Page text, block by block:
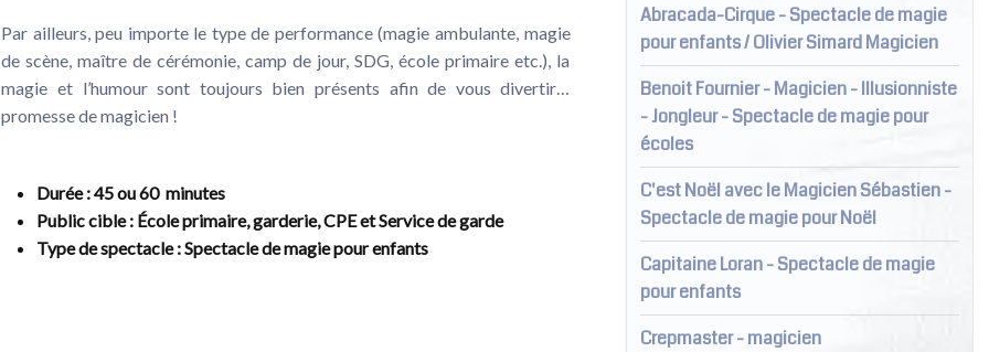
Par ailleurs, peu importe le type de performance (magie ambulante, magie
de scène, maître de cérémonie, camp de jour, SDG, école primaire etc.), la
magie et l’humour sont toujours bien présents afin de vous divertir…
promesse de magicien !
Durée: 45 ou 60 minutes
Public cible: École primaire, garderie, CPE et Service de garde
Type de spectacle: Spectacle de magie pour enfants
Abracada-Cirque - Spectacle de magie
pour enfants / Olivier Simard Magicien
Benoit Fournier - Magicien - Illusionniste
- Jongleur - Spectacle de magie pour
écoles
C'est Noël avec le Magicien Sébastien -
Spectacle de magie pour Noël
Capitaine Loran - Spectacle de magie
pour enfants
Crepmaster - magicien